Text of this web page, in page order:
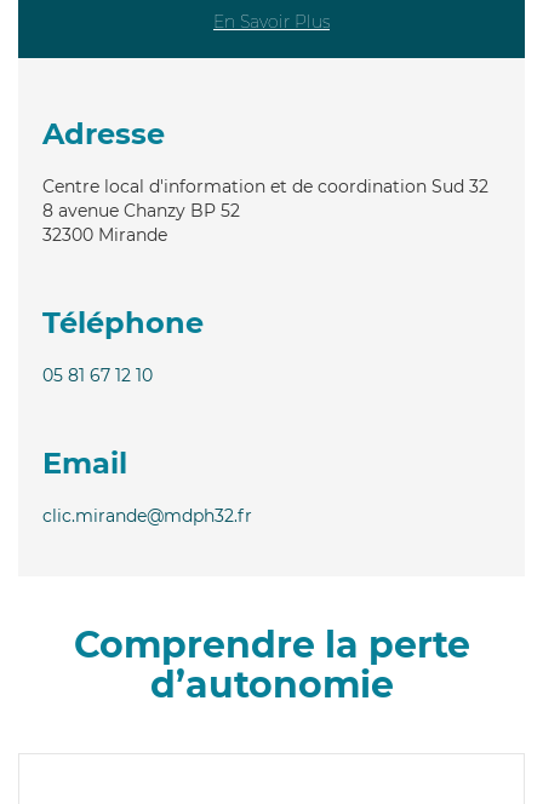
En Savoir Plus
Adresse
Centre local d'information et de coordination Sud 32
8 avenue Chanzy BP 52
32300 Mirande
Téléphone
05 81 67 12 10
Email
clic.mirande@mdph32.fr
Comprendre la perte
d’autonomie